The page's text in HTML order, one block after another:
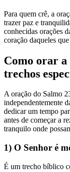
Para quem crê, a
trazer paz e
conhecidas orações
coração daqueles
Como orar a
trechos
A oração do Salmo
independentemente
dedicar um tempo
antes de começar a
tranquilo onde
1) O Senhor é
É um trecho bíblico